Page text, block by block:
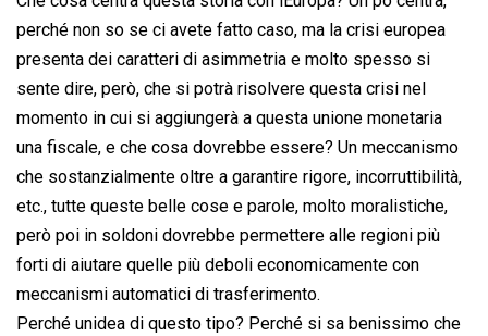
perché non so se ci avete fatto caso, ma la crisi europea
presenta dei caratteri di asimmetria e molto spesso si
sente dire, però, che si potrà risolvere questa crisi nel
momento in cui si aggiungerà a questa unione monetaria
una fiscale, e che cosa dovrebbe essere? Un meccanismo
che sostanzialmente oltre a garantire rigore, incorruttibilità,
etc., tutte queste belle cose e parole, molto moralistiche,
però poi in soldoni dovrebbe permettere alle regioni più
forti di aiutare quelle più deboli economicamente con
meccanismi automatici di trasferimento.
Perché unidea di questo tipo? Perché si sa benissimo che